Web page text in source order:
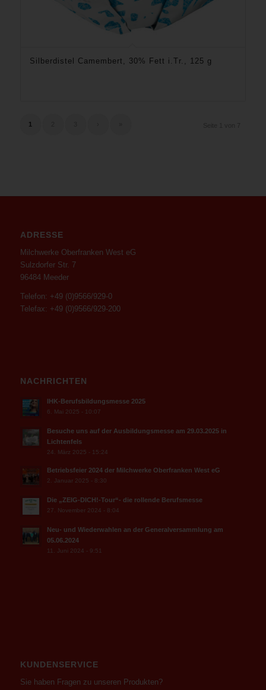
Silberdistel Camembert, 30% Fett i.Tr., 125 g
1
ADRESSE
Milchwerke Oberfranken West eG
Sulzdorfer Str. 7
96484 Meeder
Telefon: +49 (0)9566/929-0
Telefax: +49 (0)9566/929-200
NACHRICHTEN
IHK-Berufsbildungsmesse 2025
6. Mai 2025 - 10:07
Besuche uns auf der Ausbildungsmesse am 29.03.2025 in
Lichtenfels
24. März 2025 - 15:24
Betriebsfeier 2024 der Milchwerke Oberfranken West eG
2. Januar 2025 - 8:30
Die „ZEIG-DICH!-Tour“- die rollende Berufsmesse
27. November 2024 - 8:04
Neu- und Wiederwahlen an der Generalversammlung am
05.06.2024
11. Juni 2024 - 9:51
KUNDENSERVICE
Sie haben Fragen zu unseren Produkten?